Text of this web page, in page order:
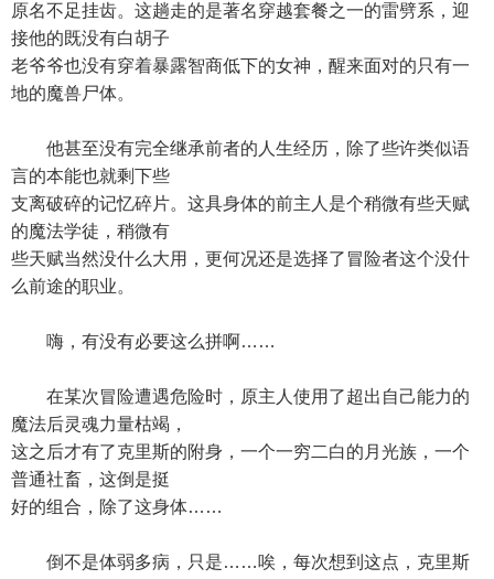
原名不足挂齿。这趟走的是著名穿越套餐之一的雷劈系，迎
接他的既没有白胡子
老爷爷也没有穿着暴露智商低下的女神，醒来面对的只有一
地的魔兽尸体。
他甚至没有完全继承前者的人生经历，除了些许类似语
言的本能也就剩下些
支离破碎的记忆碎片。这具身体的前主人是个稍微有些天赋
的魔法学徒，稍微有
些天赋当然没什么大用，更何况还是选择了冒险者这个没什
么前途的职业。
嗨，有没有必要这么拼啊……
在某次冒险遭遇危险时，原主人使用了超出自己能力的
魔法后灵魂力量枯竭，
这之后才有了克里斯的附身，一个一穷二白的月光族，一个
普通社畜，这倒是挺
好的组合，除了这身体……
倒不是体弱多病，只是……唉，每次想到这点，克里斯